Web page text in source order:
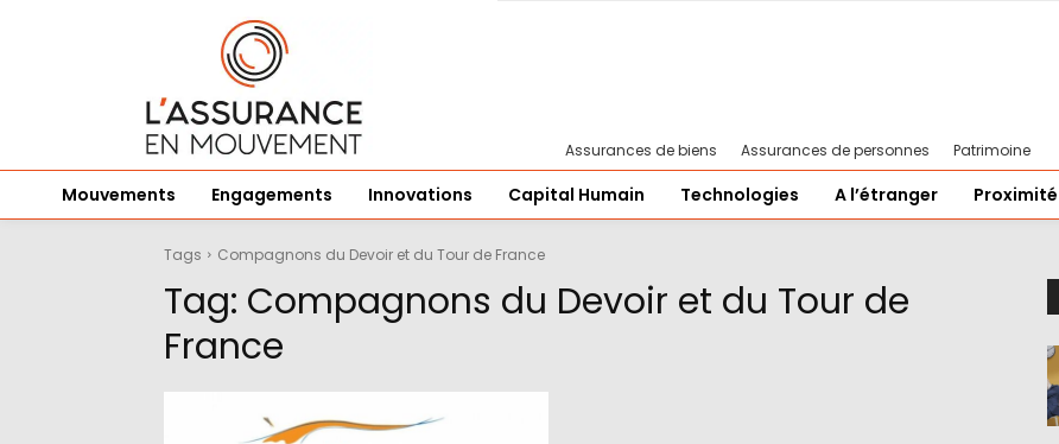
Assurances de biens Assurances de personnes Patrimoine
Mouvements Engagements Innovations Capital Humain Technologies A l’étranger Proximité
Tags Compagnons du Devoir et du Tour de France
Tag: Compagnons du Devoir et du Tour de
France